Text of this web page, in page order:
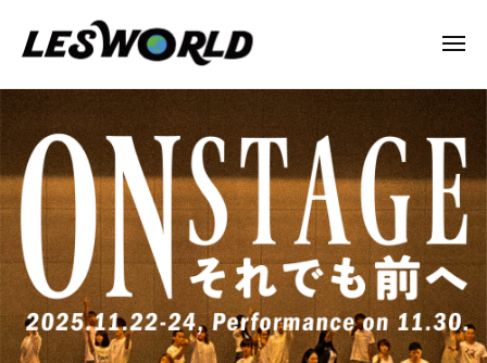
ツ
へ
ス
キ
ッ
プ
N
P
O
法
L
E
S
W
O
メ
ー
ON
STAGE
–
そ
れ
で
も
前
へ
P
O
人
E
S
R
L
D